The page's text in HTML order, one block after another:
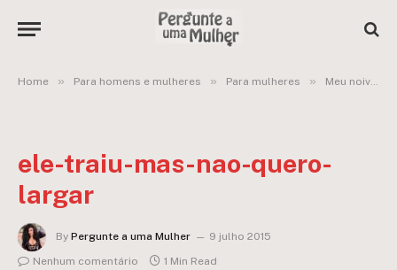
Home » Para homens e mulheres » Para mulheres » Meu noivo já me traiu e desmarcou o casamento por 3 vezes, mas não quero largá-lo!
ele-traiu-mas-nao-quero-
largar
By Pergunte a uma Mulher
9 julho 2015
Nenhum comentário
1 Min Read